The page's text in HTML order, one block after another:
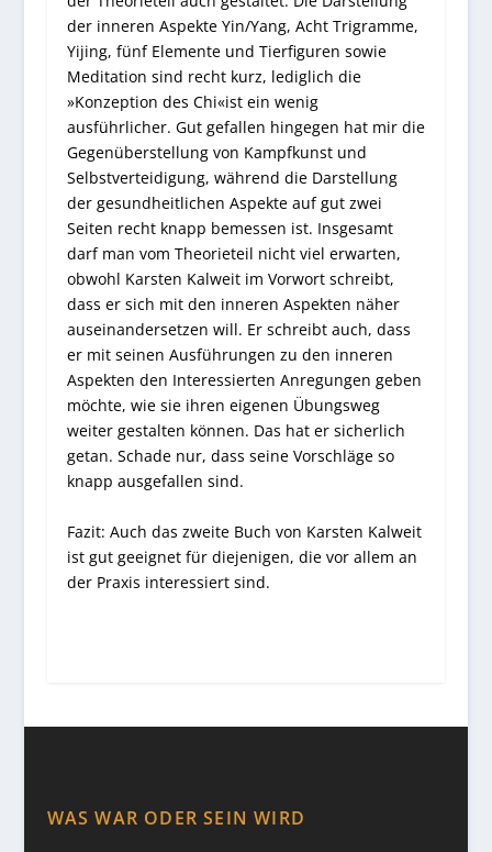
der inneren Aspekte Yin/Yang, Acht Trigramme,
Yijing, fünf Elemente und Tierfiguren sowie
Meditation sind recht kurz, lediglich die
»Konzeption des Chi«ist ein wenig
ausführlicher. Gut gefallen hingegen hat mir die
Gegenüberstellung von Kampfkunst und
Selbstverteidigung, während die Darstellung
der gesundheitlichen Aspekte auf gut zwei
Seiten recht knapp bemessen ist. Insgesamt
darf man vom Theorieteil nicht viel erwarten,
obwohl Karsten Kalweit im Vorwort schreibt,
dass er sich mit den inneren Aspekten näher
auseinandersetzen will. Er schreibt auch, dass
er mit seinen Ausführungen zu den inneren
Aspekten den Interessierten Anregungen geben
möchte, wie sie ihren eigenen Übungsweg
weiter gestalten können. Das hat er sicherlich
getan. Schade nur, dass seine Vorschläge so
knapp ausgefallen sind.
Fazit: Auch das zweite Buch von Karsten Kalweit
ist gut geeignet für diejenigen, die vor allem an
der Praxis interessiert sind.
WAS WAR ODER SEIN WIRD